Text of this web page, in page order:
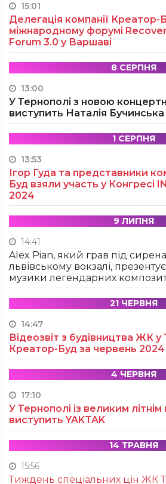
15:01
Делегація компанії Креатор-
міжнародному форумі
Forum 3.0 у Варшаві
8 СЕРПНЯ
13:00
У Тернополі з новою
виступить Наталія Бучинська
1 СЕРПНЯ
13:53
Ігор Гуда та представники
Буд взяли участь у Конгресі
2024
9 ЛИПНЯ
14:41
Alex Pian, який грав під
львівському вокзалі,
музики легендарних
21 ЧЕРВНЯ
14:47
Відеозвіт з будівництва ЖК у
Креатор-Буд за червень 2024
4 ЧЕРВНЯ
17:10
У Тернополі із великим
виступить YAKTAK
14 ТРАВНЯ
15:56
Тиждень спеціальних цін ЖК